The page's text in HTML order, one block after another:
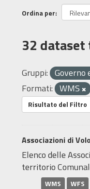
Ordina per
32
Gruppi: Governo
Formati: WMS
Risultato del Filtro
Associazioni di
Elenco delle
territorio
WMS WFS